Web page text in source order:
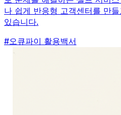
나 쉽게 반응형 고객센터를 만
있습니다.
#오큐파이 활용백서